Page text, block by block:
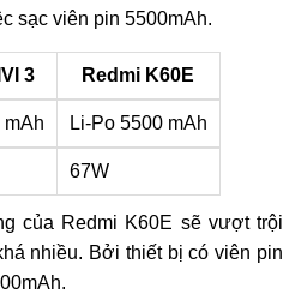
sạc viên pin 5500mAh.
3 Redmi K60E
mAh Li-Po 5500 mAh
67W
của Redmi K60E sẽ vượt trội
nhiều. Bởi thiết bị có viên pin